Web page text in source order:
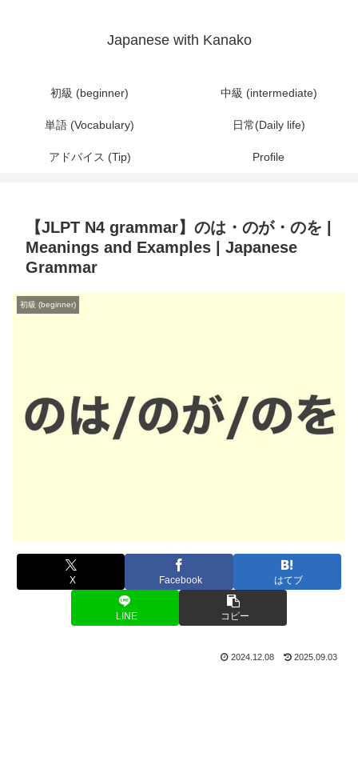
Japanese with Kanako
初級 (beginner) 中級 (intermediate)
単語 (Vocabulary) 日常(Daily life)
アドバイス (Tip) Profile
【JLPT N4 grammar】のは・のが・のを |
Meanings and Examples | Japanese
Grammar
初級 (beginner)
X Facebook はてブ
LINE コピー
2024.12.08 2025.09.03